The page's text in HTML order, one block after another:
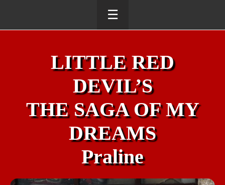
☰
LITTLE RED
DEVIL’S
THE SAGA OF MY
DREAMS
Praline